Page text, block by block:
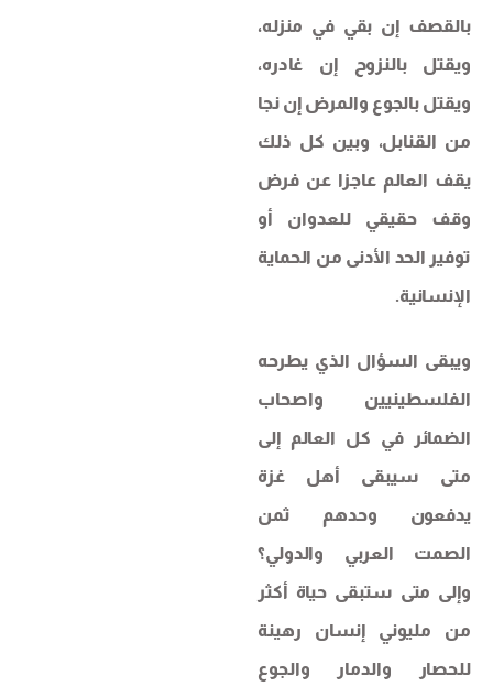
بالقصف إن بقي في منزله،
ويقتل بالنزوح إن غادره،
ويقتل بالجوع والمرض إن نجا
من القنابل، وبين كل ذلك
يقف العالم عاجزا عن فرض
وقف حقيقي للعدوان أو
توفير الحد الأدنى من الحماية
الإنسانية.
ويبقى السؤال الذي يطرحه
الفلسطينيين واصحاب
الضمائر في كل العالم إلى
متى سيبقى أهل غزة
يدفعون وحدهم ثمن
الصمت العربي والدولي؟
وإلى متى ستبقى حياة أكثر
من مليوني إنسان رهينة
للحصار والدمار والجوع